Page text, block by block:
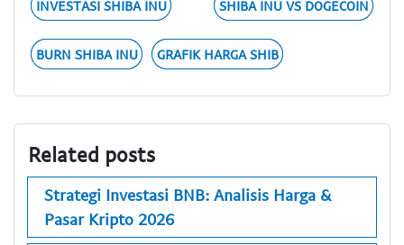
INVESTASI SHIBA INU SHIBA INU VS DOGECOIN
BURN SHIBA INU GRAFIK HARGA SHIB
Related posts
Strategi Investasi BNB: Analisis Harga &
Pasar Kripto 2026